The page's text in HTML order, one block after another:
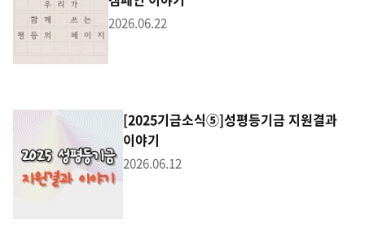
2026.06.22
[2025기금소식⑤]성평등기금 지원결과
이야기
2026.06.12